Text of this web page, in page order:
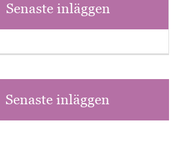
Senaste inläggen
Senaste inläggen